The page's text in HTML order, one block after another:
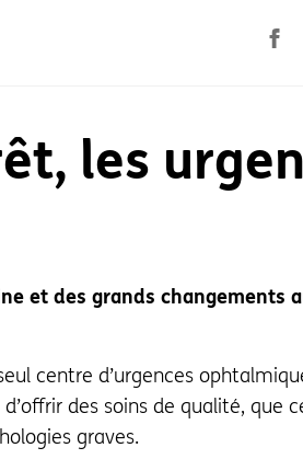
les
et des grands changements
centre d’urgences
des soins de qualité, que
graves.